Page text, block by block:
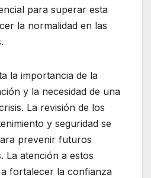
para superar esta
la normalidad en las
la importancia de la
y la necesidad de una
La revisión de los
y seguridad se
prevenir futuros
La atención a estos
fortalecer la confianza